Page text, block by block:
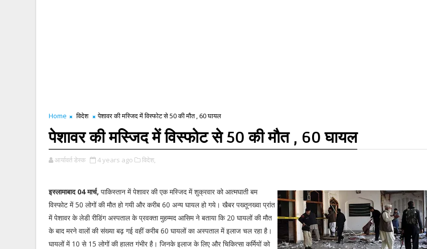
Home विदेश पेशावर की मस्जिद में विस्फोट से 50 की मौत , 60 घायल
पेशावर की मस्जिद में विस्फोट से 50 की मौत , 60 घायल
आर्यावर्त डेस्क 4 years ago विदेश,
इस्लामाबाद 04 मार्च, पाकिस्तान में पेशावर की एक मस्जिद में शुक्रवार को आत्मघाती बम
विस्फोट में 50 लोगों की मौत हो गयी और करीब 60 अन्य घायल हो गये। खैबर पख्तूनख्वा प्रांत
में पेशावर के लेडी रीडिंग अस्पताल के प्रवक्ता मुहम्मद आसिम ने बताया कि 20 घायलों की मौत
के बाद मरने वालों की संख्या बढ़ गई वहीं करीब 60 घायलों का अस्पताल में इलाज चल रहा है।
घायलों में 10 से 15 लोगों की हालत गंभीर है। जिनके इलाज के लिए और चिकित्सा कर्मियों को